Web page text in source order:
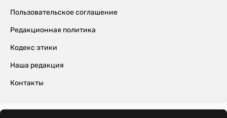
Пользовательское соглашение
Редакционная политика
Кодекс этики
Наша редакция
Контакты